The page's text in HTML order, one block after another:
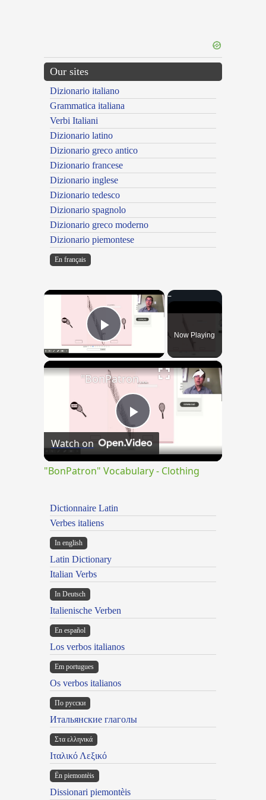
Our sites
Dizionario italiano
Grammatica italiana
Verbi Italiani
Dizionario latino
Dizionario greco antico
Dizionario francese
Dizionario inglese
Dizionario tedesco
Dizionario spagnolo
Dizionario greco moderno
Dizionario piemontese
En français
×
Play VideoNow Playing
×
Play
Video
"BonPatron" Vocabulary - Clothing
Watch on
"BonPatron" Vocabulary - Clothing
Dictionnaire Latin
Verbes italiens
In english
Latin Dictionary
Italian Verbs
In Deutsch
Italienische Verben
En español
Los verbos italianos
Em portugues
Os verbos italianos
По русски
Итальянские глаголы
Στα ελληνικά
Ιταλικό Λεξικό
Ën piemontèis
Dissionari piemontèis